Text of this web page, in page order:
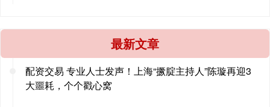
最新文章
配资交易 专业人士发声！上海“撅腚主持人”陈璇再迎3
大噩耗，个个戳心窝